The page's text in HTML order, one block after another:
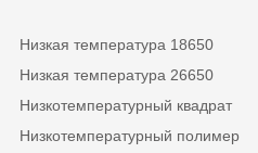
Низкая температура 18650
Низкая температура 26650
Низкотемпературный квадрат
Низкотемпературный полимер